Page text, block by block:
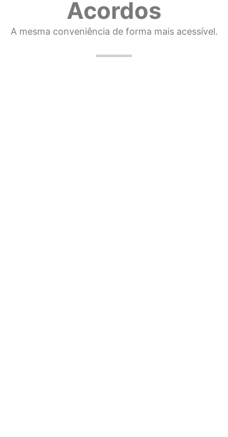
Acordos
A mesma conveniência de forma mais acessível.